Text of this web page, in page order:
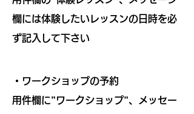
欄には体験したいレッスンの日時を必
ず記入して下さい
・ワークショップの予約
用件欄に”ワークショップ”、メッセー